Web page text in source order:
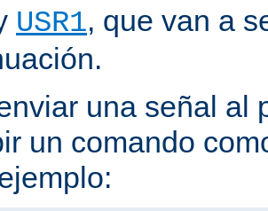
USR1, que van a
una señal al
un comando